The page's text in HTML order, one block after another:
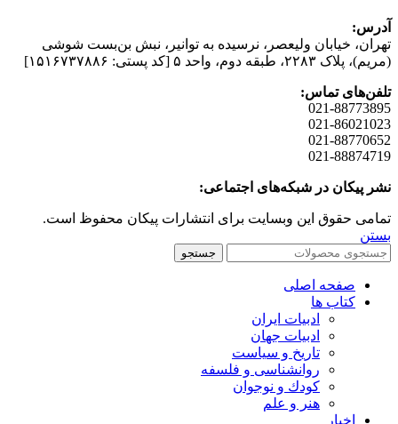
آدرس:
تهران، خیابان وليعصر، نرسيده به توانير، نبش بن‌بست شوشی
(مريم)، پلاک ۲۲۸۳، طبقه دوم، واحد ۵ [کد پستی: ۱۵۱۶۷۳۷۸۸۶]
تلفن‌های تماس:
021-88773895
021-86021023
021-88770652
021-88874719
نشر پیکان در شبکه‌های اجتماعی:
تمامی حقوق این وبسایت برای انتشارات پیکان محفوظ است.
بستن
جستجو
صفحه اصلی
کتاب ها
ادبیات ایران
ادبیات جهان
تاریخ و سیاست
روانشناسی و فلسفه
کودك و نوجوان
هنر و علم
اخبار